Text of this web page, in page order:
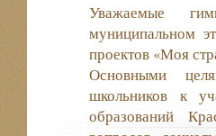
Уважаемые
муниципальном
проектов «Моя
Основными
школьников к
образований